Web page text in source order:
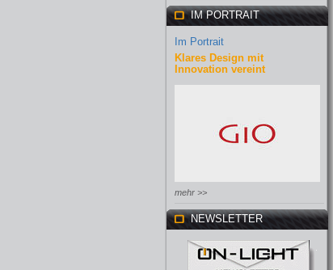
IM PORTRAIT
Im Portrait
Klares Design mit
Innovation vereint
mehr >>
NEWSLETTER